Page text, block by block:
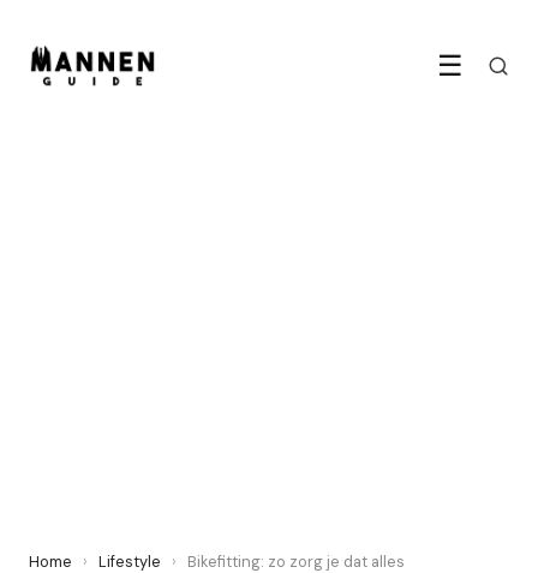
☰
Home › Lifestyle ›
Bikefitting: zo zorg je dat alles